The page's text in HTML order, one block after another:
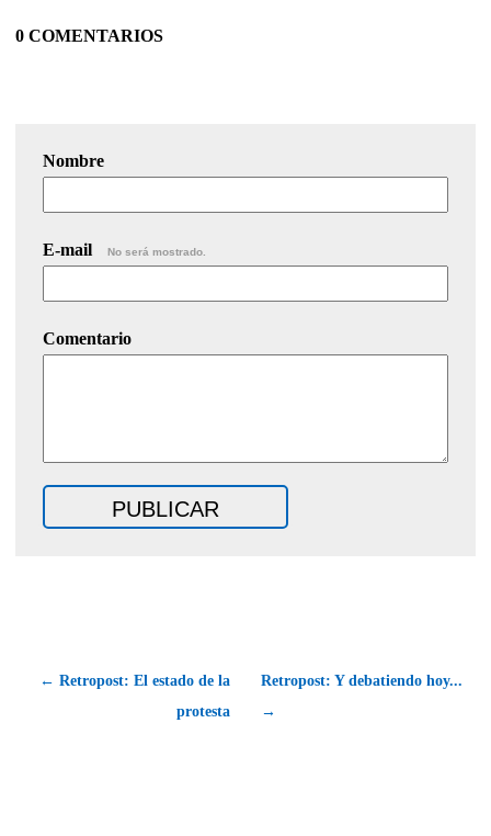
0 COMENTARIOS
Nombre
E-mail No será mostrado.
Comentario
← Retropost: El estado de la
protesta
Retropost: Y debatiendo hoy...
→